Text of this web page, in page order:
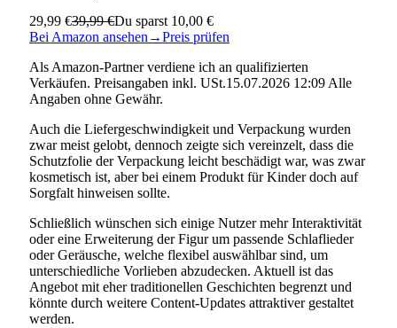
29,99 €39,99 €Du sparst 10,00 €
Bei Amazon ansehen →Preis prüfen
Als Amazon-Partner verdiene ich an qualifizierten
Verkäufen. Preisangaben inkl. USt.15.07.2026 12:09 Alle
Angaben ohne Gewähr.
Auch die Liefergeschwindigkeit und Verpackung wurden
zwar meist gelobt, dennoch zeigte sich vereinzelt, dass die
Schutzfolie der Verpackung leicht beschädigt war, was zwar
kosmetisch ist, aber bei einem Produkt für Kinder doch auf
Sorgfalt hinweisen sollte.
Schließlich wünschen sich einige Nutzer mehr Interaktivität
oder eine Erweiterung der Figur um passende Schlaflieder
oder Geräusche, welche flexibel auswählbar sind, um
unterschiedliche Vorlieben abzudecken. Aktuell ist das
Angebot mit eher traditionellen Geschichten begrenzt und
könnte durch weitere Content-Updates attraktiver gestaltet
werden.